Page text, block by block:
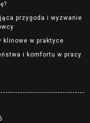
przygoda i wyzwanie
klinowe w praktyce
i komfortu w pracy.